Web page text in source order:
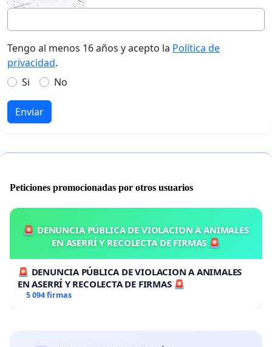
Tengo al menos 16 años y acepto la Política de
privacidad.
Si
No
Enviar
Peticiones promocionadas por otros usuarios
🚨 DENUNCIA PÚBLICA DE VIOLACION A ANIMALES
EN ASERRÍ Y RECOLECTA DE FIRMAS 🚨
🚨 DENUNCIA PÚBLICA DE VIOLACION A ANIMALES
EN ASERRÍ Y RECOLECTA DE FIRMAS 🚨
5 094 firmas